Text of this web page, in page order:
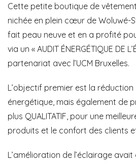
Cette petite boutique de
nichée en plein cœur de Woluwé-
fait peau neuve et en a profité
via un « AUDIT ÉNERGÉTIQUE DE
partenariat avec l’UCM Bruxelles.
L’objectif premier est la réduction
énergétique , mais également de
plus QUALITATIF , pour une
produits et le confort des clients
L’amélioration de l’éclairage avait